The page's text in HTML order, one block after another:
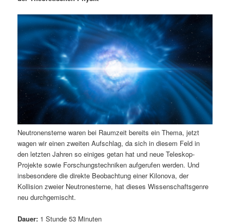
ä
r
e
n
n
h
a
l
n
d
ä
r
n
I
n
h
n
a
v
i
g
a
i
o
Neutronensterne waren bei Raumzeit bereits ein Thema, jetzt
wagen wir einen zweiten Aufschlag, da sich in diesem Feld in
den letzten Jahren so einiges getan hat und neue Teleskop-
Projekte sowie Forschungstechniken aufgerufen werden. Und
insbesondere die direkte Beobachtung einer Kilonova, der
Kollision zweier Neutronesterne, hat dieses Wissenschaftsgenre
neu durchgemischt.
Dauer: 1 Stunde 53 Minuten